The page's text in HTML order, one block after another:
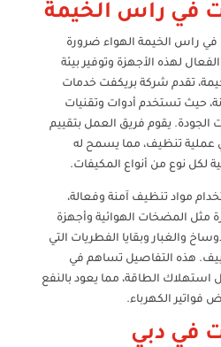
في راس الخيمة
راس الخيمة الهواء ضرورة
لهذه الأجهزة وتوفير بيئة
تقدم شركة بريكفت خدمات
حيث تستخدم أدوات وتقنيات
يقوم فريق العمل بتقييم
عملية تنظيف، مما يسمح له
لكل نوع من أنواع المكيفات.
مواد تنظيف آمنة وفعالة،
مثل المضخات الهوائية وأجهزة
والغبار وبقايا الفطريات التي
هذه التفاصيل تساهم في
الطاقة، مما يعود بالنفع
فواتير الكهرباء.
في دبي